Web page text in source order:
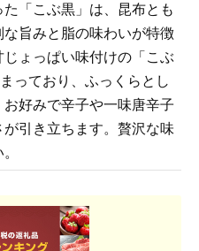
「こぶ黒」は、昆布とも
旨みと脂の味わいが特徴
ょっぱい味付けの「こぶ
っており、ふっくらとし
好みで辛子や一味唐辛子
引き立ちます。贅沢な味